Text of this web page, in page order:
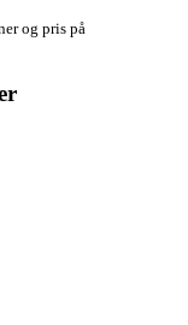
og pris på